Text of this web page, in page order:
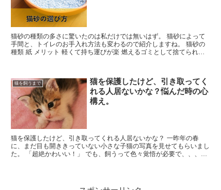
猫砂の種類の多さに驚いたのは私だけでは無いはず。 猫砂によって
手間と、トイレのお手入れ方法も変わるので紹介しますね。 猫砂の
種類 紙 メリット 軽くて持ち運びが楽 燃えるゴミとして捨てられる
猫を飼うまで
猫を保護したけど、引き取ってく
れる人居ないかな？悩んだ時の心
構え。
猫を保護したけど、引き取ってくれる人居ないかな？ 一昨年の春
に、まだ目も開ききっていない小さな子猫の写真を見せてもらいまし
た。 「超絶かわいい！」 でも、飼うって色々覚悟が必要で、、、悩